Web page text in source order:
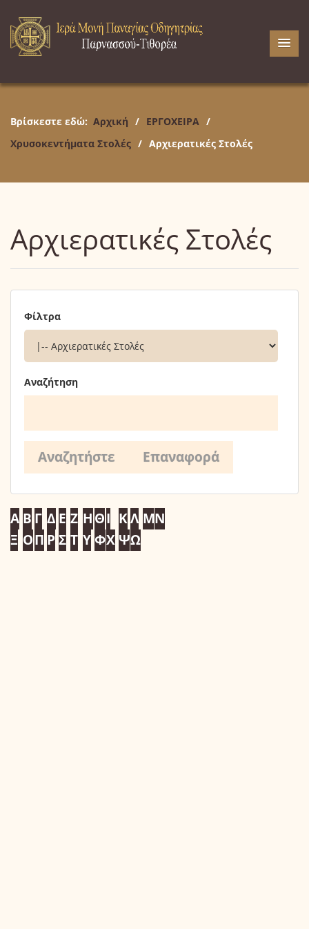
Βρίσκεστε εδώ: Αρχική / ΕΡΓΟΧΕΙΡΑ /
Χρυσοκεντήματα Στολές / Αρχιερατικές Στολές
Αρχιερατικές Στολές
Φίλτρα
Αναζήτηση
Α Β Γ Δ Ε Ζ ΗΘΙ ΚΛ ΜΝ
Ξ ΟΠ Ρ Σ Τ Υ ΦΧ ΨΩ